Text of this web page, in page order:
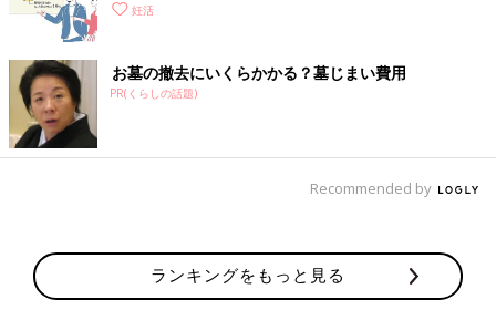
妊活
お墓の撤去にいくらかかる？墓じまい費用
PR(くらしの話題)
Recommended by
ランキングをもっと見る